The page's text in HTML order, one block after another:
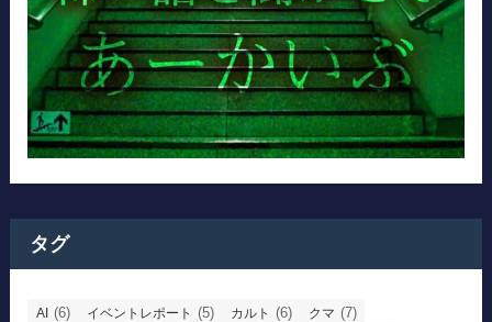
タグ
AI (6) イベントレポート (5) カルト (6) クマ (7)